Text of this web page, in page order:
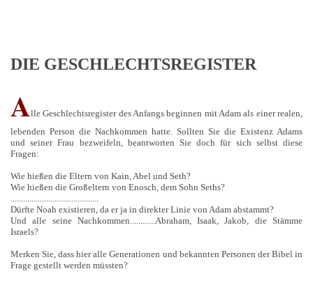
DIE GESCHLECHTSREGISTER
Alle Geschlechtsregister des Anfangs beginnen mit Adam als einer realen,
lebenden Person die Nachkommen hatte. Sollten Sie die Existenz Adams
und seiner Frau bezweifeln, beantworten Sie doch für sich selbst diese
Fragen:
Wie hießen die Eltern von Kain, Abel und Seth?
Wie hießen die Großeltern von Enosch, dem Sohn Seths?
Dürfte Noah existieren, da er ja in direkter Linie von Adam abstammt?
Und alle seine Nachkommen............Abraham, Isaak, Jakob, die Stämme
Israels?
Merken Sie, dass hier alle Generationen und bekannten Personen der Bibel in
Frage gestellt werden müssten?